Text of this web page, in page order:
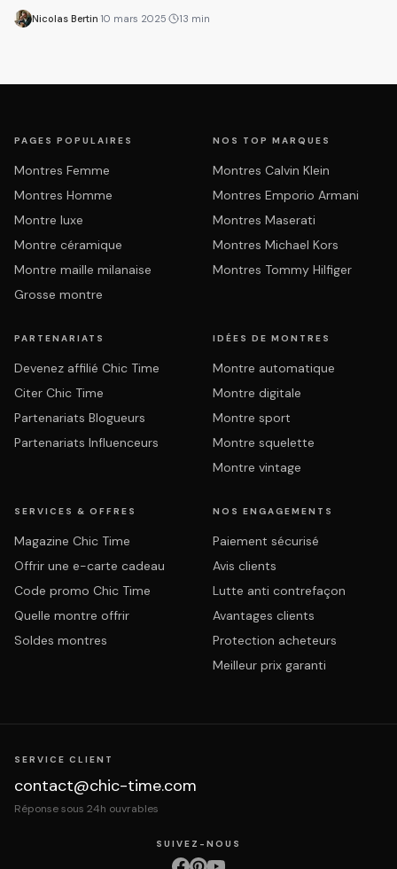
l'accessibilité. Le fabricant japonais crée des accessoires
technologiques depuis plus de 70 ans. Ils allient praticité et
Nicolas Bertin 10 mars 2025 13 min
PAGES POPULAIRES
Montres Femme
Montres Homme
Montre luxe
Montre céramique
Montre maille milanaise
Grosse montre
NOS TOP MARQUES
Montres Calvin Klein
Montres Emporio Armani
Montres Maserati
Montres Michael Kors
Montres Tommy Hilfiger
PARTENARIATS
Devenez affilié Chic Time
Citer Chic Time
Partenariats Blogueurs
Partenariats Influenceurs
IDÉES DE MONTRES
Montre automatique
Montre digitale
Montre sport
Montre squelette
Montre vintage
SERVICES & OFFRES
Magazine Chic Time
Offrir une e-carte cadeau
Code promo Chic Time
Quelle montre offrir
Soldes montres
NOS ENGAGEMENTS
Paiement sécurisé
Avis clients
Lutte anti contrefaçon
Avantages clients
Protection acheteurs
Meilleur prix garanti
SERVICE CLIENT
contact@chic-time.com
Réponse sous 24h ouvrables
SUIVEZ-NOUS